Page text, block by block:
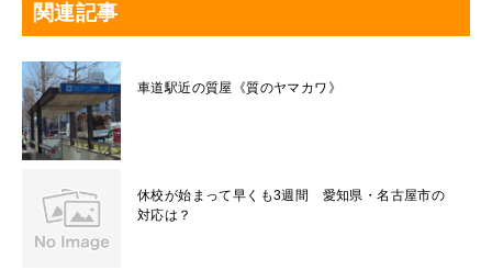
関連記事
車道駅近の質屋《質のヤマカワ》
休校が始まって早くも3週間 愛知県・名古屋市の
対応は？